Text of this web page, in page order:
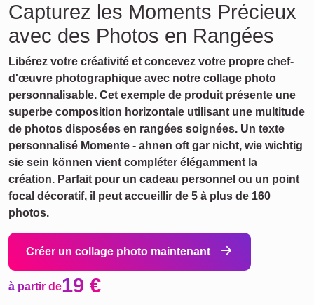
Capturez les Moments Précieux
avec des Photos en Rangées
Libérez votre créativité et concevez votre propre chef-
d'œuvre photographique avec notre collage photo
personnalisable. Cet exemple de produit présente une
superbe composition horizontale utilisant une multitude
de photos disposées en rangées soignées. Un texte
personnalisé Momente - ahnen oft gar nicht, wie wichtig
sie sein können vient compléter élégamment la
création. Parfait pour un cadeau personnel ou un point
focal décoratif, il peut accueillir de 5 à plus de 160
photos.
Créer un collage photo maintenant
à partir de19 €